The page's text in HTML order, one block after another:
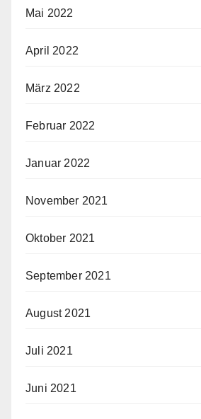
Mai 2022
April 2022
März 2022
Februar 2022
Januar 2022
November 2021
Oktober 2021
September 2021
August 2021
Juli 2021
Juni 2021